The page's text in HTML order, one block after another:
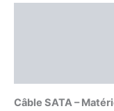
Câble SATA –